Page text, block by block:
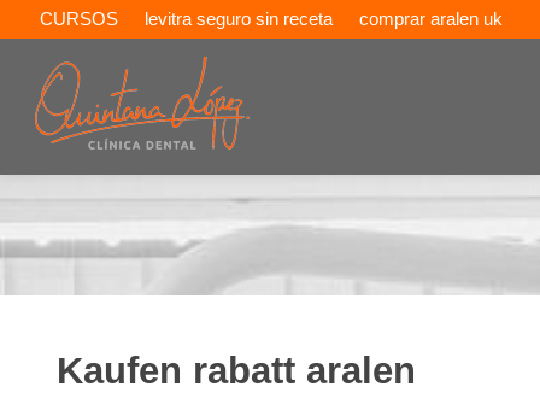
CURSOS levitra seguro sin receta comprar aralen uk
Kaufen rabatt aralen